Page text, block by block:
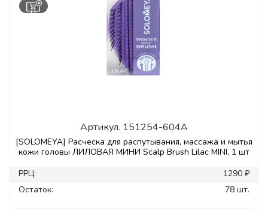
Артикул. 151254-604A
[SOLOMEYA] Расческа для распутывания, массажа и мытья
кожи головы ЛИЛОВАЯ МИНИ Scalp Brush Lilac MINI, 1 шт
РРЦ:
1290 ₽
Остаток:
78 шт.